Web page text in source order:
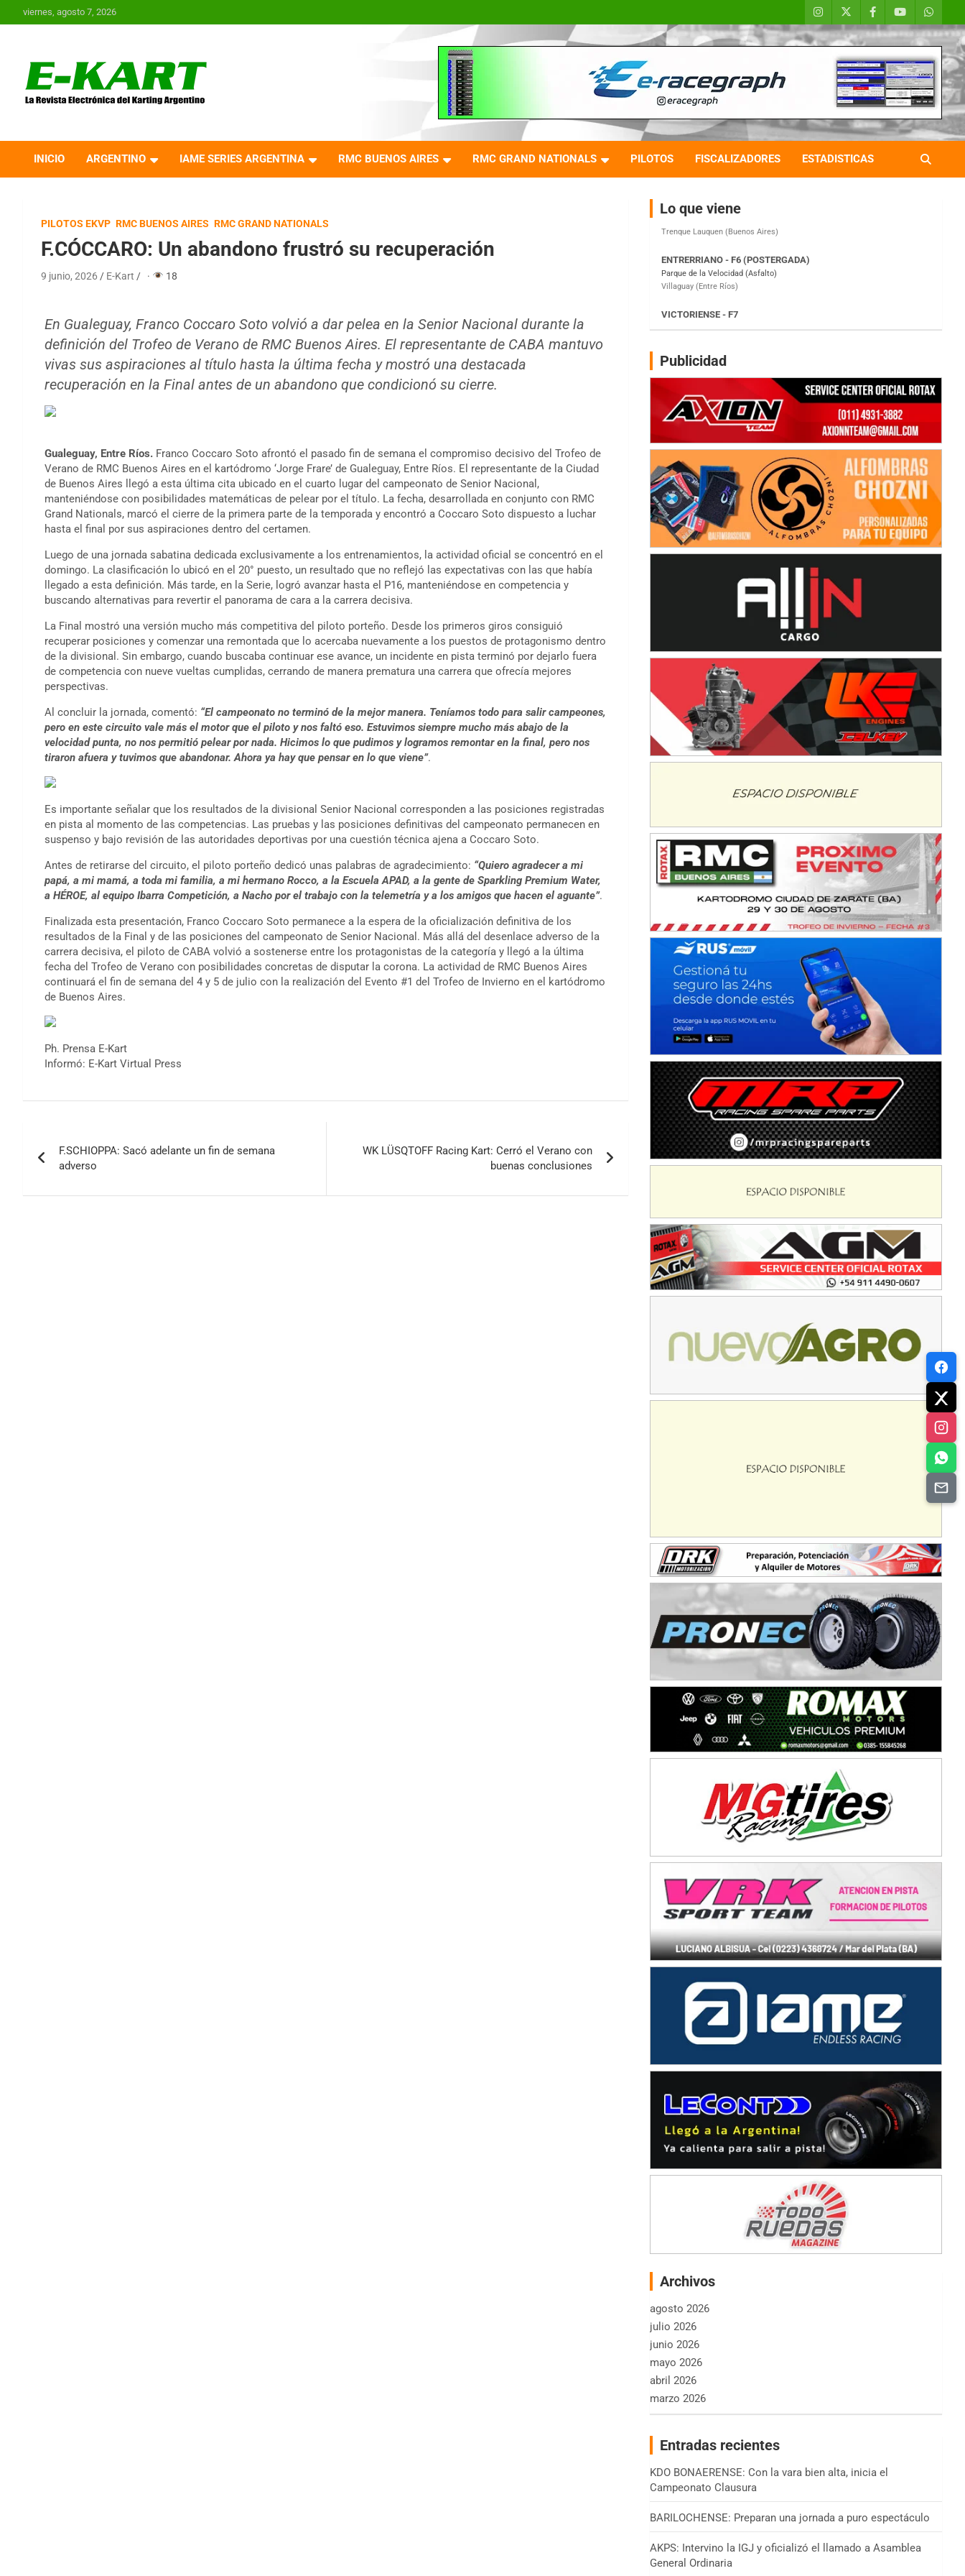
al
viernes, agosto 7, 2026
Revista Electrónica del
INICIO ARGENTINO IAME SERIES ARGENTINA RMC BUENOS AIRES RMC GRAND NATIONALS PILOTOS FISCALIZADORES ESTADISTICAS
PILOTOS EKVP RMC BUENOS AIRES RMC GRAND NATIONALS
F.CÓCCARO: Un abandono frustró su recuperación
9 junio, 2026 E-Kart · 18
En Gualeguay, Franco Coccaro Soto volvió a dar pelea en la Senior Nacional durante la
definición del Trofeo de Verano de RMC Buenos Aires. El representante de CABA mantuvo
vivas sus aspiraciones al título hasta la última fecha y mostró una destacada
recuperación en la Final antes de un abandono que condicionó su cierre.
Gualeguay, Entre Ríos. Franco Coccaro Soto afrontó el pasado fin de semana el compromiso decisivo del Trofeo de
Verano de RMC Buenos Aires en el kartódromo ‘Jorge Frare’ de Gualeguay, Entre Ríos. El representante de la Ciudad
de Buenos Aires llegó a esta última cita ubicado en el cuarto lugar del campeonato de Senior Nacional,
manteniéndose con posibilidades matemáticas de pelear por el título. La fecha, desarrollada en conjunto con RMC
Grand Nationals, marcó el cierre de la primera parte de la temporada y encontró a Coccaro Soto dispuesto a luchar
hasta el final por sus aspiraciones dentro del certamen.
Luego de una jornada sabatina dedicada exclusivamente a los entrenamientos, la actividad oficial se concentró en el
domingo. La clasificación lo ubicó en el 20° puesto, un resultado que no reflejó las expectativas con las que había
llegado a esta definición. Más tarde, en la Serie, logró avanzar hasta el P16, manteniéndose en competencia y
buscando alternativas para revertir el panorama de cara a la carrera decisiva.
La Final mostró una versión mucho más competitiva del piloto porteño. Desde los primeros giros consiguió
recuperar posiciones y comenzar una remontada que lo acercaba nuevamente a los puestos de protagonismo dentro
de la divisional. Sin embargo, cuando buscaba continuar ese avance, un incidente en pista terminó por dejarlo fuera
de competencia con nueve vueltas cumplidas, cerrando de manera prematura una carrera que ofrecía mejores
perspectivas.
Al concluir la jornada, comentó: “El campeonato no terminó de la mejor manera. Teníamos todo para salir campeones,
pero en este circuito vale más el motor que el piloto y nos faltó eso. Estuvimos siempre mucho más abajo de la
velocidad punta, no nos permitió pelear por nada. Hicimos lo que pudimos y logramos remontar en la final, pero nos
tiraron afuera y tuvimos que abandonar. Ahora ya hay que pensar en lo que viene”.
Es importante señalar que los resultados de la divisional Senior Nacional corresponden a las posiciones registradas
en pista al momento de las competencias. Las pruebas y las posiciones definitivas del campeonato permanecen en
suspenso y bajo revisión de las autoridades deportivas por una cuestión técnica ajena a Coccaro Soto.
Antes de retirarse del circuito, el piloto porteño dedicó unas palabras de agradecimiento: “Quiero agradecer a mi
papá, a mi mamá, a toda mi familia, a mi hermano Rocco, a la Escuela APAD, a la gente de Sparkling Premium Water,
a HÉROE, al equipo Ibarra Competición, a Nacho por el trabajo con la telemetría y a los amigos que hacen el aguante”.
Finalizada esta presentación, Franco Coccaro Soto permanece a la espera de la oficialización definitiva de los
resultados de la Final y de las posiciones del campeonato de Senior Nacional. Más allá del desenlace adverso de la
carrera decisiva, el piloto de CABA volvió a sostenerse entre los protagonistas de la categoría y llegó a la última
fecha del Trofeo de Verano con posibilidades concretas de disputar la corona. La actividad de RMC Buenos Aires
continuará el fin de semana del 4 y 5 de julio con la realización del Evento #1 del Trofeo de Invierno en el kartódromo
de Buenos Aires.
Ph. Prensa E-Kart
Informó: E-Kart Virtual Press
de
entradas
F.SCHIOPPA: Sacó adelante un fin de semana
adverso
WK LÜSQTOFF Racing Kart: Cerró el Verano con
buenas conclusiones
Lo que viene
COBERTURA ESPECIAL DE E-KART.COM.AR
08/09-AGO
IAME SERIES ARGENTINA 6
Ramiro Tot (Asfalto)
KDO - F6
Trenque Lauquen (Buenos Aires)
ENTRERRIANO - F6 (POSTERGADA)
Villaguay (Entre Ríos)
VICTORIENSE - F7
Victoria (Entre Ríos)
Moto Club Reginense (Tierra)
Gral. E. Godoy (Río Negro)
CSK - F7
Juventud Unida (Tierra)
Humboldt (Santa Fe)
NORESTE SANTAFESINO - F6
Ciudad de Avellaneda (Asfalto)
Avellaneda (Santa Fe)
SUR SANTAFESINO - F4
José Samuel Sánchez (Tierra)
Rufino (Santa Fe)
IAME SERIES ARGENTINA 6
Ramiro Tot (Asfalto)
Baradero (Buenos Aires)
KDO - F6
Ciudad de Trenque Lauquen (Asfalto)
Trenque Lauquen (Buenos Aires)
ENTRERRIANO - F6 (POSTERGADA)
Villaguay (Entre Ríos)
El Cerro (Tierra)
Victoria (Entre Ríos)
PATAGONICO - F6
Moto Club Reginense (Tierra)
Gral. E. Godoy (Río Negro)
CSK - F7
Juventud Unida (Tierra)
Humboldt (Santa Fe)
NORESTE SANTAFESINO - F6
Ciudad de Avellaneda (Asfalto)
Avellaneda (Santa Fe)
SUR SANTAFESINO - F4
Rufino (Santa Fe)
TUCUMANO - F5
Juan Navarro (Asfalto)
El Timbó (Tucumán)
Publicidad
Archivos
agosto 2026
julio 2026
junio 2026
mayo 2026
abril 2026
marzo 2026
Entradas recientes
KDO BONAERENSE: Con la vara bien alta, inicia el
Campeonato Clausura
BARILOCHENSE: Preparan una jornada a puro espectáculo
AKPS: Intervino la IGJ y oficializó el llamado a Asamblea
General Ordinaria